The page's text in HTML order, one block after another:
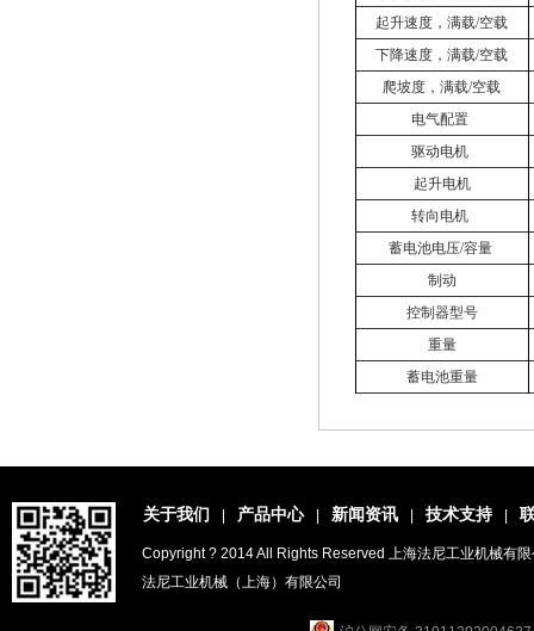
起升速度，满载/空载
下降速度，满载/空载
爬坡度，满载/空载
电气配置
驱动电机
起升电机
转向电机
蓄电池电压/容量
制动
控制器型号
重量
蓄电池重量
关于我们 产品中心 新闻资讯 技术支持
Copyright ? 2014 All Rights Reserved 上海法尼工业机械有
法尼工业机械（上海）有限公司